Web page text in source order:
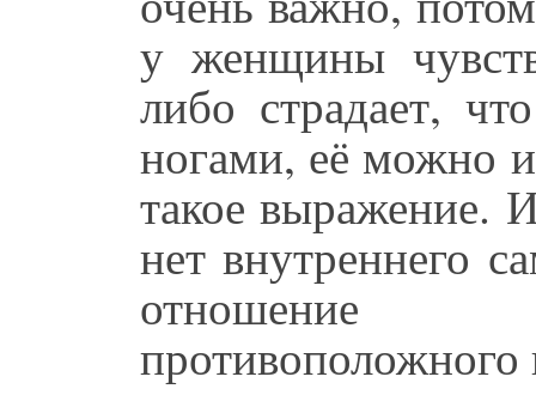
у женщины
либо страдает,
ногами, её можно и
такое выражение.
нет внутреннего
отношение
противоположного